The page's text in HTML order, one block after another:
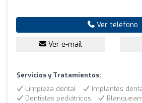
Ver teléfono
Ver e-mail
Servicios y Tratamientos:
Limpieza dental
Implantes
Dentistas pediátricos